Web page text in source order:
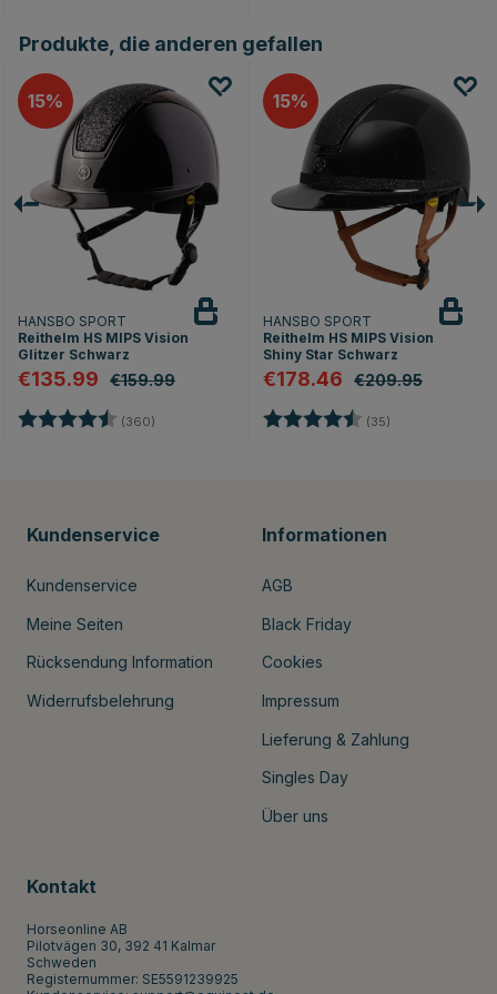
Produkte, die anderen gefallen
15
HANSBO SPORT
Reithelm HS MIPS Vision
Glitzer Schwarz
€135.99 €159.99
Bewertung: (360) 4.7 von 5 Sternen
15
HANSBO SPORT
Reithelm HS MIPS Vision
Shiny Star Schwarz
€178.46 €209.95
Bewertung: (35)
Kundenservice
Kundenservice
Meine Seiten
Rücksendung Information
Widerrufsbelehrung
Informationen
AGB
Black Friday
Cookies
Impressum
Lieferung & Zahlung
Singles Day
Über uns
Kontakt
Horseonline AB
Pilotvägen 30, 392 41 Kalmar
Schweden
Registernummer: SE5591239925